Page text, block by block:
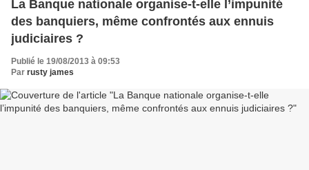
La Banque nationale organise-t-elle l’impunité
des banquiers, même confrontés aux ennuis
judiciaires ?
Publié le 19/08/2013 à 09:53
Par rusty james